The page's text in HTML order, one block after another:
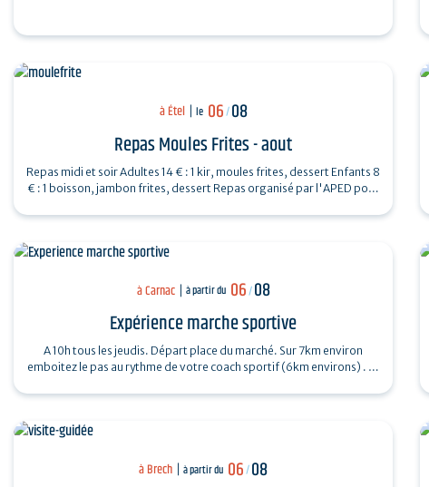
à Étel le 06/ 08
Repas Moules Frites - aout
Repas midi et soir Adultes 14 € : 1 kir, moules frites, dessert Enfants 8
€ : 1 boisson, jambon frites, dessert Repas organisé par l'APED pour
à Carnac à partir du 06/ 08
Expérience marche sportive
A 10h tous les jeudis. Départ place du marché. Sur 7km environ
emboitez le pas au rythme de votre coach sportif (6km environs) . La
à Brech à partir du 06/08